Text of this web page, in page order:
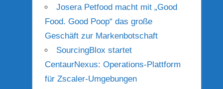
Josera Petfood macht mit „Good
Food. Good Poop“ das große
Geschäft zur Markenbotschaft
SourcingBlox startet
CentaurNexus: Operations-Plattform
für Zscaler-Umgebungen